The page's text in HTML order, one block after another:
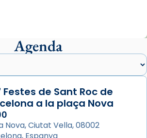
27 de juliol la missa de Les
· Share
Agenda
Festes de Sant Roc de
a la plaça Nova
Nova, Ciutat Vella, 08002
Espanya